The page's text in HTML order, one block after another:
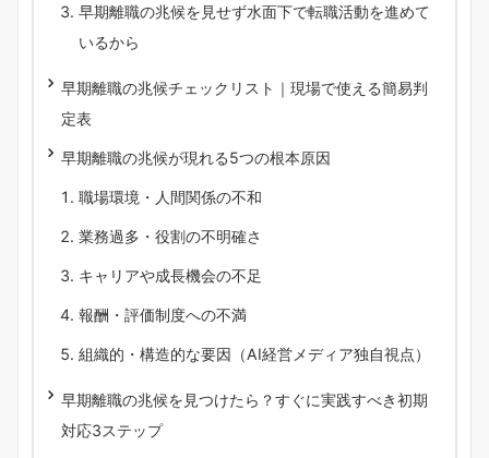
早期離職の兆候を見せず水面下で転職活動を進めて
いるから
早期離職の兆候チェックリスト｜現場で使える簡易判
定表
早期離職の兆候が現れる5つの根本原因
職場環境・人間関係の不和
業務過多・役割の不明確さ
キャリアや成長機会の不足
報酬・評価制度への不満
組織的・構造的な要因（AI経営メディア独自視点）
早期離職の兆候を見つけたら？すぐに実践すべき初期
対応3ステップ